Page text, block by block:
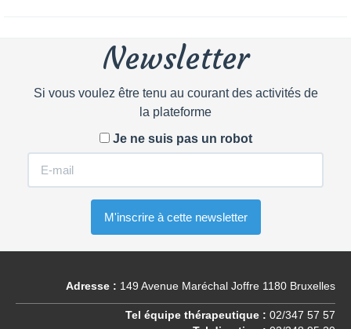
Newsletter
Si vous voulez être tenu au courant des activités de
la plateforme
Je ne suis pas un robot
Adresse : 149 Avenue Maréchal Joffre 1180 Bruxelles
Tel équipe thérapeutique : 02/347 57 57